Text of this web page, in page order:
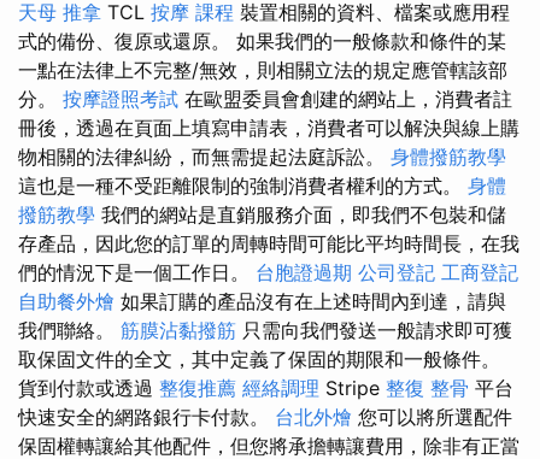
天母 推拿 TCL 按摩 課程 裝置相關的資料、檔案或應用程
式的備份、復原或還原。 如果我們的一般條款和條件的某
一點在法律上不完整/無效，則相關立法的規定應管轄該部
分。 按摩證照考試 在歐盟委員會創建的網站上，消費者註
冊後，透過在頁面上填寫申請表，消費者可以解決與線上購
物相關的法律糾紛，而無需提起法庭訴訟。 身體撥筋教學
這也是一種不受距離限制的強制消費者權利的方式。 身體
撥筋教學 我們的網站是直銷服務介面，即我們不包裝和儲
存產品，因此您的訂單的周轉時間可能比平均時間長，在我
們的情況下是一個工作日。 台胞證過期 公司登記 工商登記
自助餐外燴 如果訂購的產品沒有在上述時間內到達，請與
我們聯絡。 筋膜沾黏撥筋 只需向我們發送一般請求即可獲
取保固文件的全文，其中定義了保固的期限和一般條件。
貨到付款或透過 整復推薦 經絡調理 Stripe 整復 整骨 平台
快速安全的網路銀行卡付款。 台北外燴 您可以將所選配件
保固權轉讓給其他配件，但您將承擔轉讓費用，除非有正當